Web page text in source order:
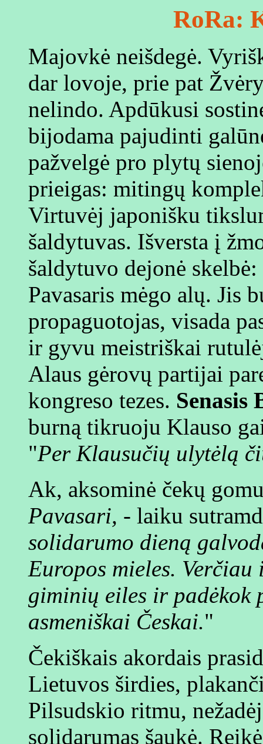
RoRa:
Majovkė neišdegė.
dar lovoje, prie pat
nelindo. Apdūkusi
bijodama pajudinti
pažvelgė pro plytų
prieigas: mitingų
Virtuvėj japonišku
šaldytuvas. Išversta į
šaldytuvo dejonė skelbė:
Pavasaris mėgo alų. Jis
propaguotojas, visada
ir gyvu meistriškai
Alaus gėrovų partijai
kongreso tezes. Senasis
burną tikruoju Klauso
"Per Klausučių ulytėlą
Ak, aksominė čekų
Pavasari, - laiku
solidarumo dieną
Europos mieles.
giminių eiles ir
asmeniškai Českai."
Čekiškais akordais
Lietuvos širdies,
Pilsudskio ritmu,
solidarumas šaukė.